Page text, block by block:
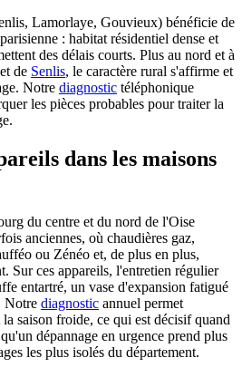
Lamorlaye, Gouvieux) bénéficie de
: habitat résidentiel dense et
des délais courts. Plus au nord et à
et de Senlis, le caractère rural s'affirme et
Notre diagnostic téléphonique
les pièces probables pour traiter la
dans les maisons
du centre et du nord de l'Oise
anciennes, où chaudières gaz,
ou Zénéo et, de plus en plus,
Sur ces appareils, l'entretien régulier
entartré, un vase d'expansion fatigué
Notre diagnostic annuel permet
saison froide, ce qui est décisif quand
dépannage en urgence prend plus
les plus isolés du département.